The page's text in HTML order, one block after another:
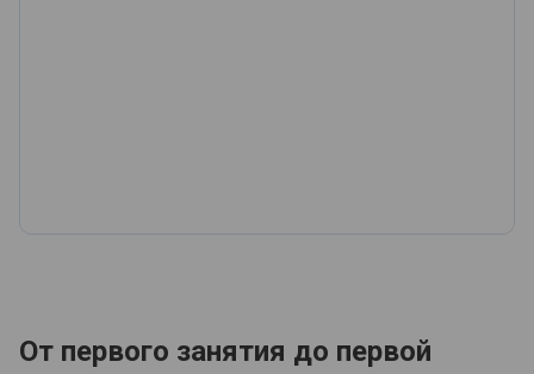
От первого занятия до первой